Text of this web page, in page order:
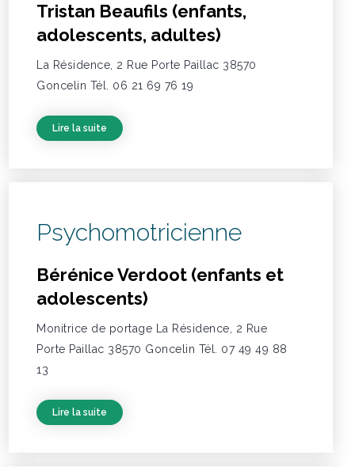
Tristan Beaufils (enfants,
adolescents, adultes)
La Résidence, 2 Rue Porte Paillac 38570
Goncelin Tél. 06 21 69 76 19
Lire la suite
Psychomotricienne
Bérénice Verdoot (enfants et
adolescents)
Monitrice de portage La Résidence, 2 Rue
Porte Paillac 38570 Goncelin Tél. 07 49 49 88
13
Lire la suite